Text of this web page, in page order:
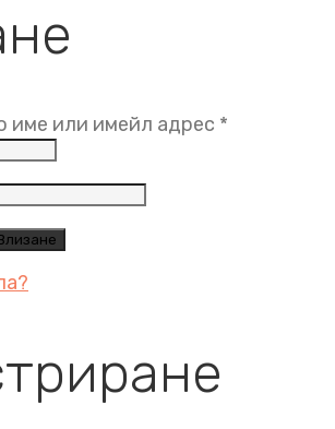
име или имейл адрес *